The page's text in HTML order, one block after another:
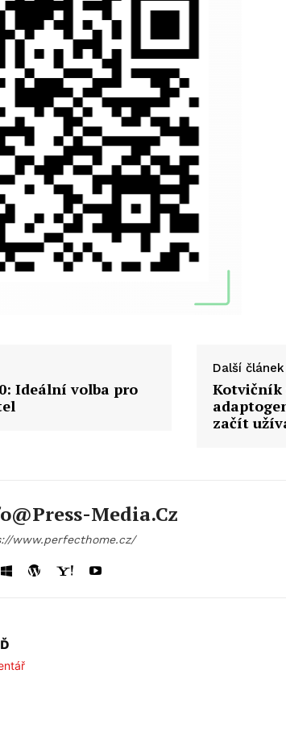
Ideální volba pro
Další článek
Kotvičník
začít
Media.cz
www.perfecthome.cz/